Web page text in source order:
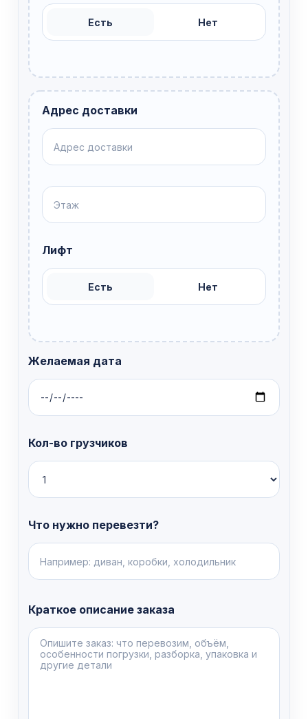
Есть Нет
Адрес доставки
Лифт
Есть Нет
Желаемая дата
Кол-во грузчиков
Что нужно перевезти?
Краткое описание заказа